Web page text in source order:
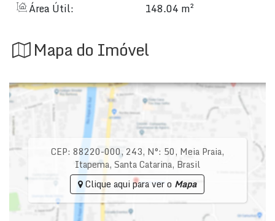
Área Útil:
148.04 m²
Mapa do Imóvel
CEP: 88220-000, 243, N°: 50, Meia Praia,
Itapema, Santa Catarina, Brasil
Clique aqui para ver o Mapa